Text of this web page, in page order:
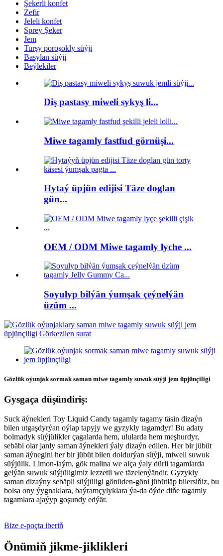
Şekerli konfet
Zefir
Jeleli konfet
Sprey Şeker
Jem
Turşy poroşokly süýji
Basylan süýji
Beýlekiler
Diş pastasy miweli sykyş li...
Miwe tagamly fastfud görnüşi...
Hytaý üpjün edijisi Täze doglan
gün...
OEM / ODM Miwe tagamly lyche ...
Soyulyp bilýän ýumşak çeýnelýän
üzüm ...
Gözlük oýunjak sormak saman miwe tagamly suwuk süýji jem üpjünçiligi
Gysgaça düşündiriş:
Suck äýnekleri Toy Liquid Candy tagamly tagamy täsin dizaýn
bilen utgaşdyrýan oýlap tapyjy we gyzykly tagamdyr! Bu adaty
bolmadyk süýjülikler çagalarda hem, ulularda hem meşhurdyr,
sebäbi olar janly saman äýnekleri ýaly dizaýn edilen. Her bir jübüt
saman äýnegini her bir jübüt bilen doldurýan süýji, miweli suwuk
süýjülik. Limon-laým, gök malina we alça ýaly dürli tagamlarda
gelýän suwuk süýjüligimiz lezzetli we täzelenýändir. Gyzykly
saman dizaýny sebäpli süýjüligi gönüden-göni jübütläp bilersiňiz, bu
bolsa ony ýygnaklara, baýramçylyklara ýa-da öýde diňe tagamly
tagamlara ajaýyp goşundy edýär.
Bize e-poçta iberiň
Önümiň jikme-jiklikleri